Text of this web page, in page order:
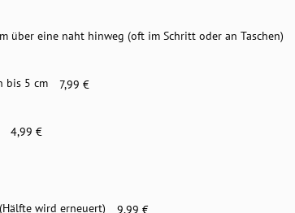
über eine naht hinweg (oft im Schritt oder an Taschen)
bis 5 cm 7,99 €
4,99 €
wird erneuert)
9,99 €